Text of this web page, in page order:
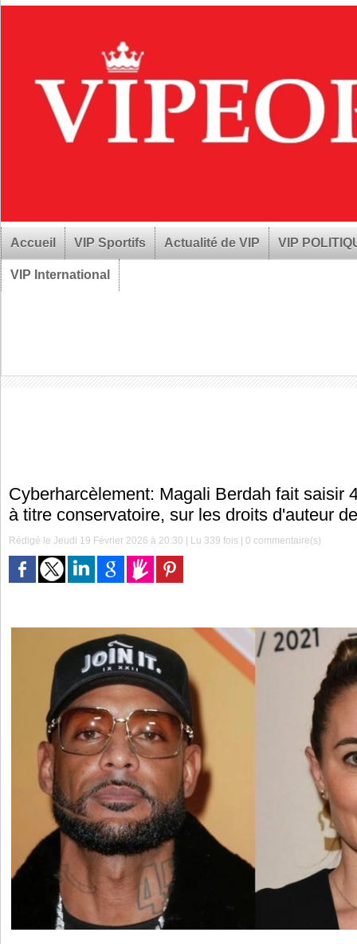
Accueil VIP Sportifs Actualité de VIP VIP
VIP International
Cyberharcèlement: Magali Berdah fait saisir
à titre conservatoire, sur les droits d'auteur
Rédigé le Jeudi 19 Février 2026 à 20:30 | Lu 339 fois |0 commentaire(s)